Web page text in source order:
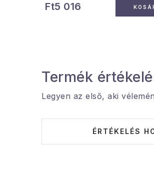
Termék
Legyen az első, aki
ÉRTÉKELÉS
Ft5 016